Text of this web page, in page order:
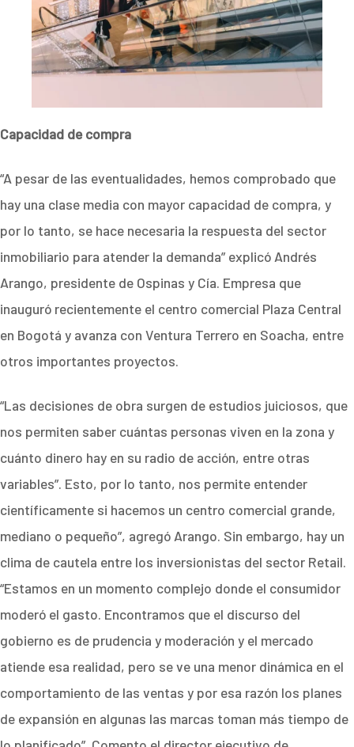
Capacidad de compra
“A pesar de las eventualidades, hemos comprobado que
hay una clase media con mayor capacidad de compra, y
por lo tanto, se hace necesaria la respuesta del sector
inmobiliario para atender la demanda” explicó Andrés
Arango, presidente de Ospinas y Cía. Empresa que
inauguró recientemente el centro comercial Plaza Central
en Bogotá y avanza con Ventura Terrero en Soacha, entre
otros importantes proyectos.
“Las decisiones de obra surgen de estudios juiciosos, que
nos permiten saber cuántas personas viven en la zona y
cuánto dinero hay en su radio de acción, entre otras
variables”. Esto, por lo tanto, nos permite entender
científicamente si hacemos un centro comercial grande,
mediano o pequeño”, agregó Arango. Sin embargo, hay un
clima de cautela entre los inversionistas del sector Retail.
“Estamos en un momento complejo donde el consumidor
moderó el gasto. Encontramos que el discurso del
gobierno es de prudencia y moderación y el mercado
atiende esa realidad, pero se ve una menor dinámica en el
comportamiento de las ventas y por esa razón los planes
de expansión en algunas las marcas toman más tiempo de